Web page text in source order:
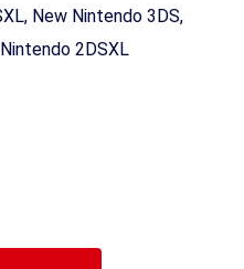
New Nintendo 3DS,
2DSXL